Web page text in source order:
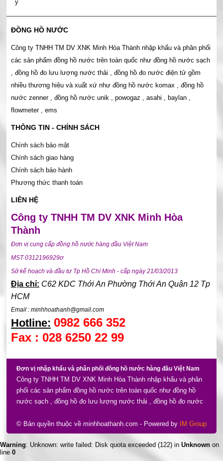
Đơn vị nhập khẩu và phân phối đồng hồ nước hàng đầu Việt Nam
Công ty TNHH TM DV XNK Minh Hòa Thành nhập khẩu và phân
phối các sản phẩm đồng hồ nước trên toàn quốc như đồng hồ
nước sạch , đồng hồ đo lưu lượng nước thải , đồng hồ đo nước
komax , đồng hồ nước zenner , đồng hồ nước unik , powogaz ,
asahi , baylan , flowmeter , ems , ... xuất xứ nhiều nơi như châu
âu , ba lan , taiwan , korea ...
ĐỒNG HỒ NƯỚC
Công ty TNHH TM DV XNK Minh Hòa Thành nhập khẩu và phân phối
các sản phẩm đồng hồ nước trên toàn quốc như đồng hồ nước sạch
, đồng hồ đo lưu lượng nước thải , đồng hồ đo nước điện tử gồm
nhiều thương hiệu và xuất xứ như đồng hồ nước komax , đồng hồ
nước zenner , đồng hồ nước unik , powogaz , asahi , baylan ,
flowmeter , ems
THÔNG TIN - CHÍNH SÁCH
Chính sách bảo mật
Chính sách giao hàng
Chính sách bảo hành
Phương thức thanh toán
LIÊN HỆ
Công ty TNHH TM DV XNK Minh Hòa
Thành
Đơn vị cung cấp đồng hồ nước hàng đầu Việt Nam
MST 0312196929ơ
Sở kế hoạch và đầu tư Tp Hồ Chí Minh - cấp ngày 21/03/2013
Địa chỉ: C62 KDC Thới An Phường Thới An Quận 12 Tp
HCM
Email : minhhoathanh@gmail.com
Hotline: 0982 666 352
Fax : 028 6250 22 99
© Bản quyền thuộc về minhhoathanh.com - Powered by IM Group
Warning: Unknown: write failed: Disk quota exceeded (122) in Unknown on
line 0